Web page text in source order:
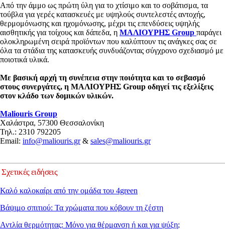
Από την άμμο ως πρώτη ύλη για το χτίσιμο και το σοβάτισμα, τα
τούβλα για γερές κατασκευές με υψηλούς συντελεστές αντοχής,
θερμομόνωσης και ηχομόνωσης, μέχρι τις επενδύσεις υψηλής
αισθητικής για τοίχους και δάπεδα, η ΜΑΛΙΟΥΡΗΣ Group παράγει
ολοκληρωμένη σειρά προϊόντων που καλύπτουν τις ανάγκες σας σε
όλα τα στάδια της κατασκευής συνδυάζοντας σύγχρονο σχεδιασμό με
ποιοτικά υλικά.
Με βασική αρχή τη συνέπεια στην ποιότητα και το σεβασμό
στους συνεργάτες, η ΜΑΛΙΟΥΡΗΣ Group οδηγεί τις εξελίξεις
στον κλάδο των δομικών υλικών.
Maliouris Group
Χαλάστρα, 57300 Θεσσαλονίκη
Τηλ.: 2310 792205
Email: info@maliouris.gr& sales@maliouris.gr
Σχετικές ειδήσεις
Καλό καλοκαίρι από την ομάδα του 4green
Βάψιμο σπιτιού: Τα χρώματα που κόβουν τη ζέστη
Αντλία θερμότητας: Μόνο για θέρμανση ή και για ψύξη;